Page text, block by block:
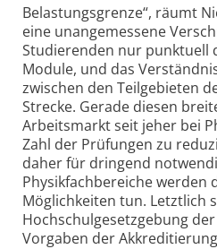
Belastungsgrenze“, räumt
eine unangemessene
Studierenden nur punktuell
Module, und das
zwischen den Teilgebieten
Strecke. Gerade diesen
Arbeitsmarkt seit jeher bei
Zahl der Prüfungen zu
daher für dringend
Physikfachbereiche werden
Möglichkeiten tun. Letztlich
Hochschulgesetzgebung
Vorgaben der